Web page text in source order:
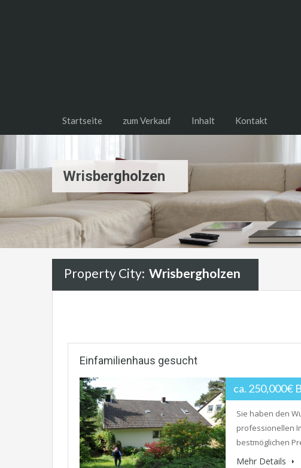
Startseite zum Verkauf Inhalt Kontakt
Wrisbergholzen
Property City: Wrisbergholzen
Einfamilienhaus gesucht
ca. 250,000€
Sie haben den
professionellen
bestmöglichen
Mehr Details